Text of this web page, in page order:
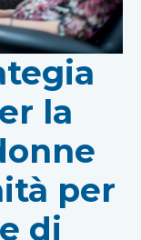
la
per
di